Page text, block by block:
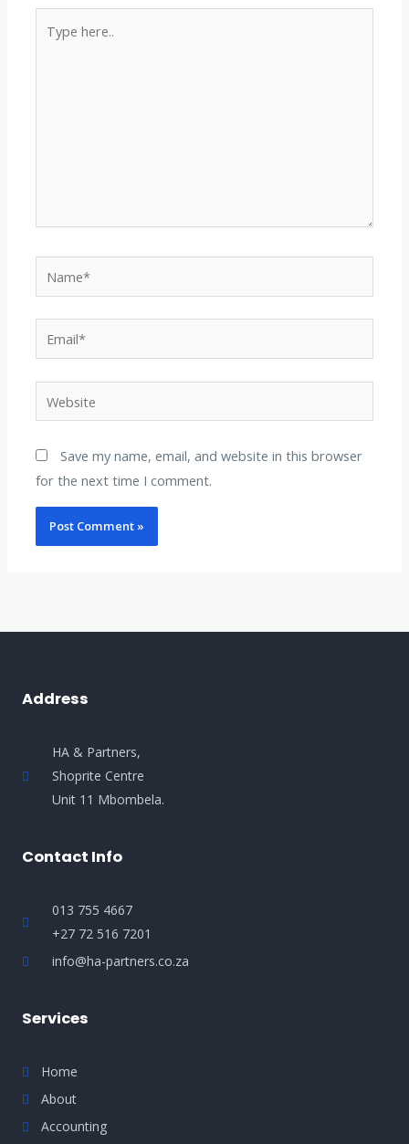
here..
Save my name, email, and website in this browser
for the next time I comment.
Address
HA & Partners,
Shoprite Centre
Unit 11 Mbombela.
Contact Info
013 755 4667
+27 72 516 7201
info@ha-partners.co.za
Services
Home
About
Accounting